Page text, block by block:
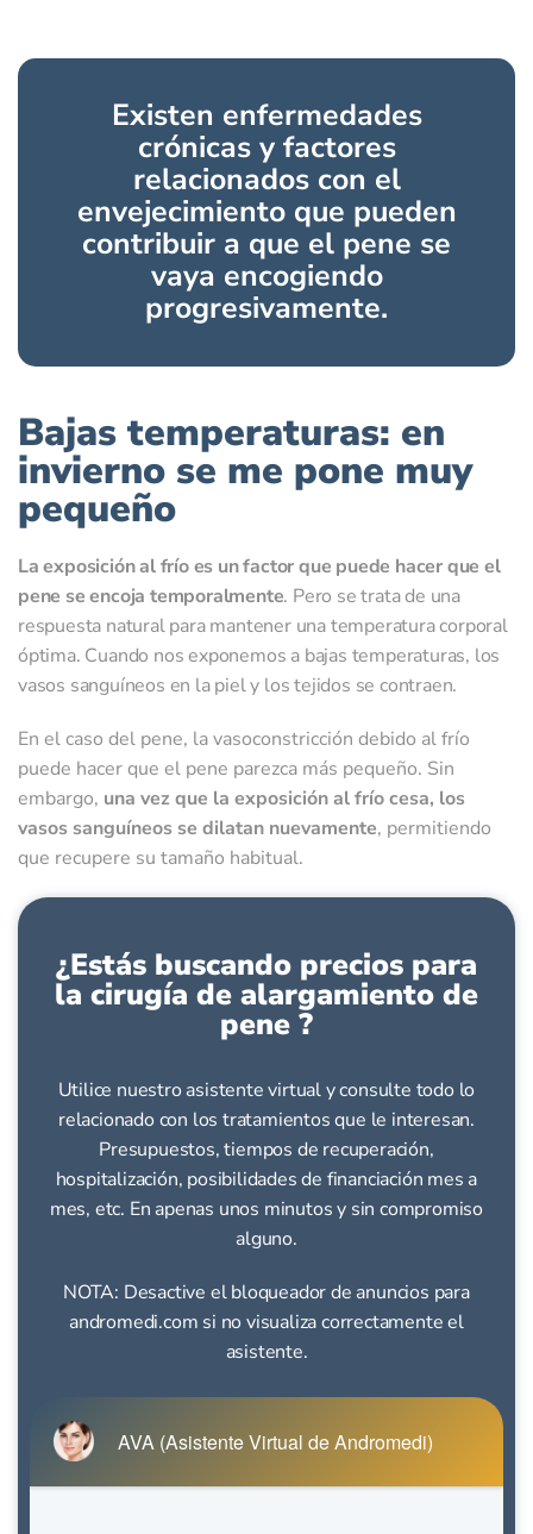
Existen enfermedades
crónicas y factores
relacionados con el
envejecimiento que pueden
contribuir a que el pene se
vaya encogiendo
progresivamente.
Bajas temperaturas: en
invierno se me pone muy
pequeño
La exposición al frío es un factor que puede hacer que el
pene se encoja temporalmente. Pero se trata de una
respuesta natural para mantener una temperatura corporal
óptima. Cuando nos exponemos a bajas temperaturas, los
vasos sanguíneos en la piel y los tejidos se contraen.
En el caso del pene, la vasoconstricción debido al frío
puede hacer que el pene parezca más pequeño. Sin
embargo, una vez que la exposición al frío cesa, los
vasos sanguíneos se dilatan nuevamente, permitiendo
que recupere su tamaño habitual.
¿Estás buscando precios para
la cirugía de alargamiento de
pene ?
Utilice nuestro asistente virtual y consulte todo lo
relacionado con los tratamientos que le interesan.
Presupuestos, tiempos de recuperación,
hospitalización, posibilidades de financiación mes a
mes, etc. En apenas unos minutos y sin compromiso
alguno.
NOTA: Desactive el bloqueador de anuncios para
andromedi.com si no visualiza correctamente el
asistente.